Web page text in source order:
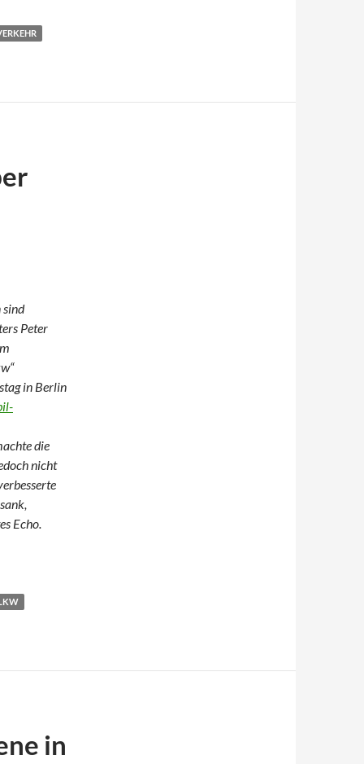
sind
Peter
in Berlin
die
nicht
Echo.
in